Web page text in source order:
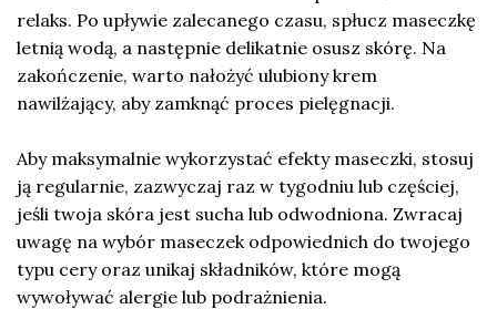
relaks. Po upływie zalecanego czasu, spłucz maseczkę
letnią wodą, a następnie delikatnie osusz skórę. Na
zakończenie, warto nałożyć ulubiony krem
nawilżający, aby zamknąć proces pielęgnacji.
Aby maksymalnie wykorzystać efekty maseczki, stosuj
ją regularnie, zazwyczaj raz w tygodniu lub częściej,
jeśli twoja skóra jest sucha lub odwodniona. Zwracaj
uwagę na wybór maseczek odpowiednich do twojego
typu cery oraz unikaj składników, które mogą
wywoływać alergie lub podrażnienia.